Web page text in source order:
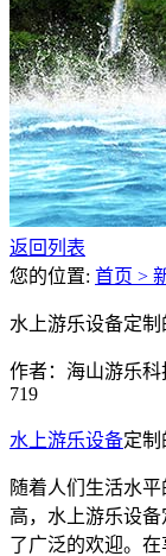
返回列表
您的位置: 首页 >
水上游乐设备定制
作者：海山游乐科
719
水上游乐设备定制
随着人们生活水
高，水上游乐设
了广泛的欢迎。在